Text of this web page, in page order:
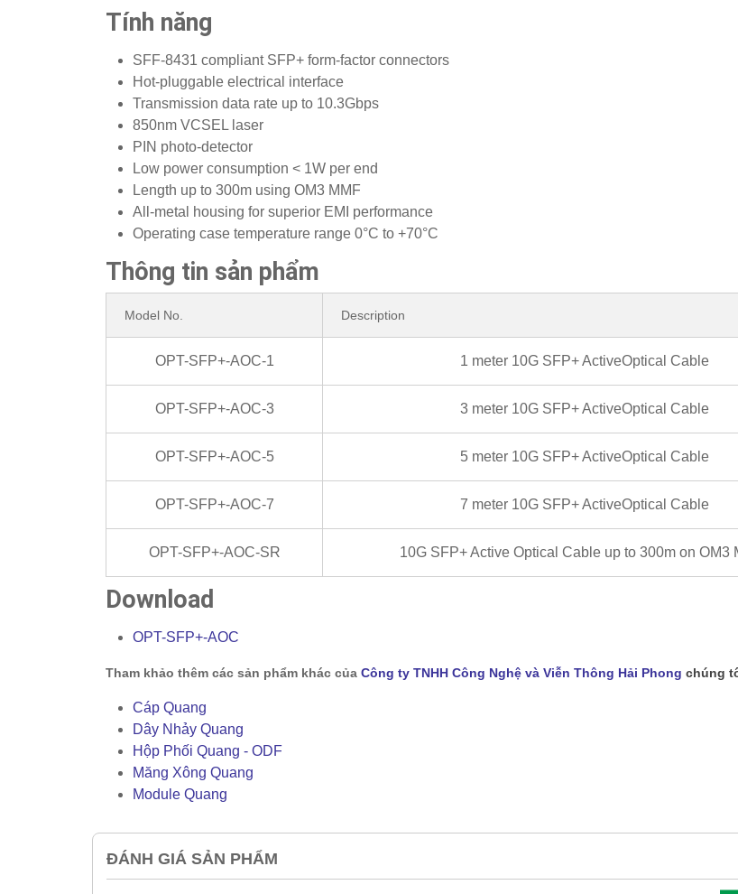
Tính năng
SFF-8431 compliant SFP+ form-factor connectors
Hot-pluggable electrical interface
Transmission data rate up to 10.3Gbps
850nm VCSEL laser
PIN photo-detector
Low power consumption < 1W per end
Length up to 300m using OM3 MMF
All-metal housing for superior EMI performance
Operating case temperature range 0°C to +70°C
Thông tin sản phẩm
Model No. Description
OPT-SFP+-AOC-1 1 meter 10G SFP+ ActiveOptical Cable
OPT-SFP+-AOC-3 3 meter 10G SFP+ ActiveOptical Cable
OPT-SFP+-AOC-5 5 meter 10G SFP+ ActiveOptical Cable
OPT-SFP+-AOC-7 7 meter 10G SFP+ ActiveOptical Cable
OPT-SFP+-AOC-SR 10G SFP+ Active Optical Cable up to 300m on OM3
Download
OPT-SFP+-AOC
Tham khảo thêm các sản phẩm khác của Công ty TNHH Công Nghệ và Viễn Thông Hải Phong chúng
Cáp Quang
Dây Nhảy Quang
Hộp Phối Quang - ODF
Măng Xông Quang
Module Quang
ĐÁNH GIÁ SẢN PHẨM